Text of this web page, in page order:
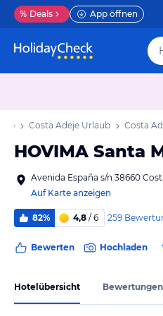
% Deals App öffnen
Costa Adeje Urlaub Costa
HOVIMA Santa
Avenida España s/n 38660
Auf Karte anzeigen
82% 4,8 / 6 259
Bewerten Hochladen
Hotelübersicht Bewertungen